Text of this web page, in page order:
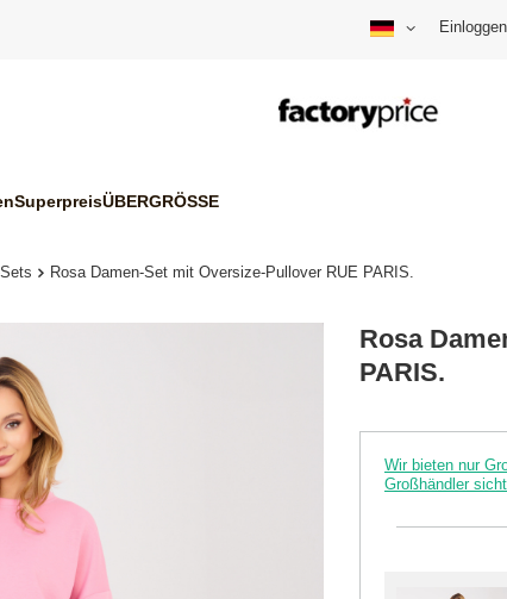
Einloggen
SuperpreisÜBERGRÖSSE
Rosa Damen-Set mit Oversize-Pullover RUE PARIS.
Rosa
PARIS.
Wir bieten nur
Großhändler